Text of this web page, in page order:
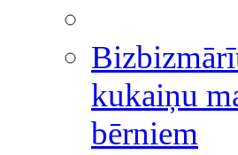
kukaiņu
bērniem